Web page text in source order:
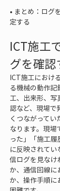
• まとめ：ログ
定する
ICT施工
グを確
ICT施工におけ
る機械の動作
工、出来形、
認など、現場で
くつながって
なります。現場
った」「施工
に反映されて
信ログを見なけ
か、通信回線に
か、操作手順に